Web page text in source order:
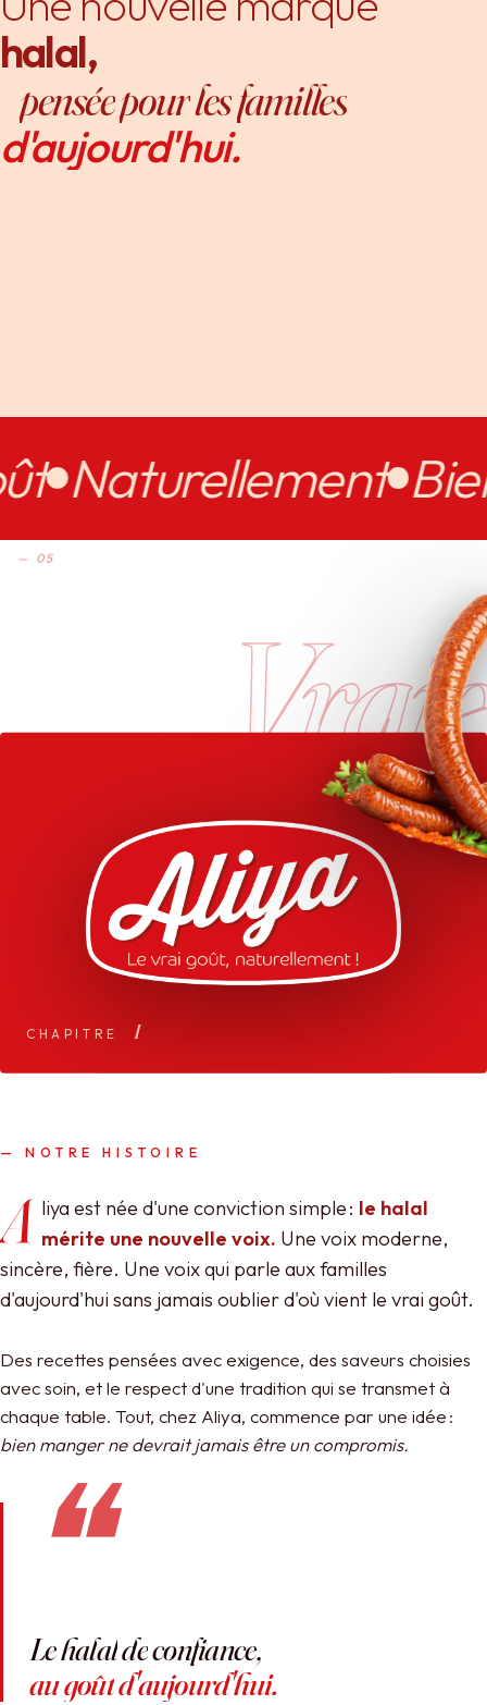
halal,
penséepourlesfamilles
d'aujourd'hui.
Naturellement
— 05
CHAPITRE I
— NOTRE HISTOIRE
A liya est née d'une conviction simple : le halal
mérite une nouvelle voix. Une voix moderne,
sincère, fière. Une voix qui parle aux familles
d'aujourd'hui sans jamais oublier d'où vient le vrai goût.
Des recettes pensées avec exigence, des saveurs choisies
avec soin, et le respect d'une tradition qui se transmet à
chaque table. Tout, chez Aliya, commence par une idée :
bien manger ne devrait jamais être un compromis.
❝
Lehalaldeconfiance,
augoûtd'aujourd'hui.